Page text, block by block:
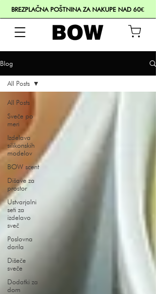
BREZPLAČNA POŠTNINA ZA NAKUPE NAD 60€
Blog
All Posts
Sveče po
meri
Izdelava
silikonskih
modelov
BOW scent
Dišave za
prostor
Ustvarjalni
seti za
izdelavo
sveč
Poslovna
darila
Dišeče
sveče
Dodatki za
dom
All Posts